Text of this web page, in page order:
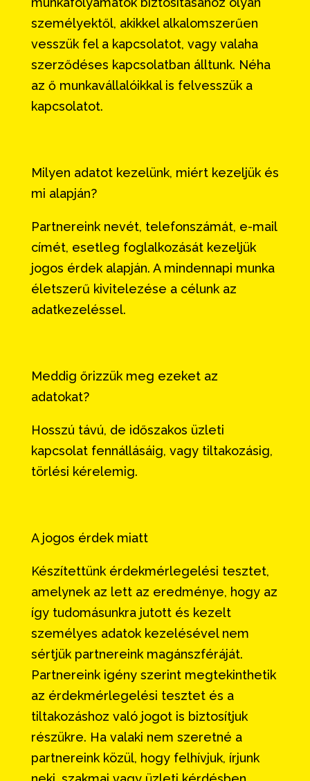
személyektől, akikkel alkalomszerűen
vesszük fel a kapcsolatot, vagy valaha
szerződéses kapcsolatban álltunk. Néha
az ő munkavállalóikkal is felvesszük a
kapcsolatot.
Milyen adatot kezelünk, miért kezeljük és
mi alapján?
Partnereink nevét, telefonszámát, e-mail
címét, esetleg foglalkozását kezeljük
jogos érdek alapján. A mindennapi munka
életszerű kivitelezése a célunk az
adatkezeléssel.
Meddig őrizzük meg ezeket az
adatokat?
Hosszú távú, de időszakos üzleti
kapcsolat fennállásáig, vagy tiltakozásig,
törlési kérelemig.
A jogos érdek miatt
Készítettünk érdekmérlegelési tesztet,
amelynek az lett az eredménye, hogy az
így tudomásunkra jutott és kezelt
személyes adatok kezelésével nem
sértjük partnereink magánszféráját.
Partnereink igény szerint megtekinthetik
az érdekmérlegelési tesztet és a
tiltakozáshoz való jogot is biztosítjuk
részükre. Ha valaki nem szeretné a
partnereink közül, hogy felhívjuk, írjunk